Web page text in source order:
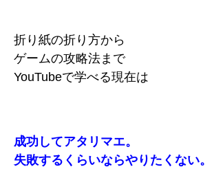
折り紙の折り方から
ゲームの攻略法まで
YouTubeで学べる現在は
成功してアタリマエ。
失敗するくらいならやりたくない。